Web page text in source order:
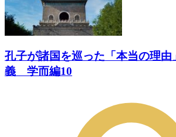
孔子が諸国を巡った「本当の理
義 学而編10